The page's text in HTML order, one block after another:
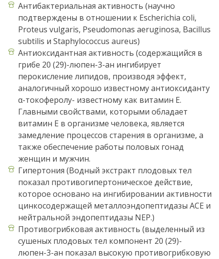
Антибактериальная активность (научно
подтверждены в отношении к Escherichia coli,
Proteus vulgaris, Pseudomonas aeruginosa, Bacillus
subtilis и Staphylococcus aureus)
Антиоксидантная активность (содержащийся в
грибе 20 (29)-люпен-3-ан ингибирует
перокисление липидов, производя эффект,
аналогичный хорошо известному антиоксиданту
α-токоферолу- известному как витамин Е.
Главными свойствами, которыми обладает
витамин E в организме человека, является
замедление процессов старения в организме, а
также обеспечение работы половых гонад
женщин и мужчин.
Гипертония (Водный экстракт плодовых тел
показал противогипертоническое действие,
которое основано на ингибировании активности
цинкосодержащей металлоэндопептидазы ACE и
нейтральной эндопептидазы NEP.)
Противогрибковая активность (выделенный из
сушеных плодовых тел компонент 20 (29)-
люпен-3-ан показал высокую противогрибковую